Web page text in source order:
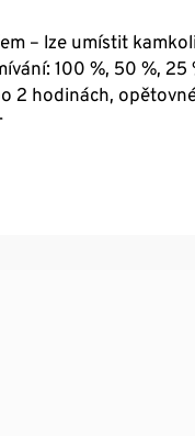
– lze umístit kamkoli
100 %, 50 %, 25
2 hodinách,